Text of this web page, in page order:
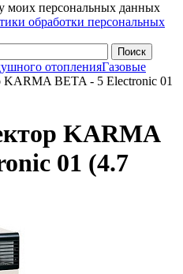
моих персональных данных
обработки персональных
отопленияГазовые
KARMA BETA - 5 Electronic 01
KARMA
01 (4.7